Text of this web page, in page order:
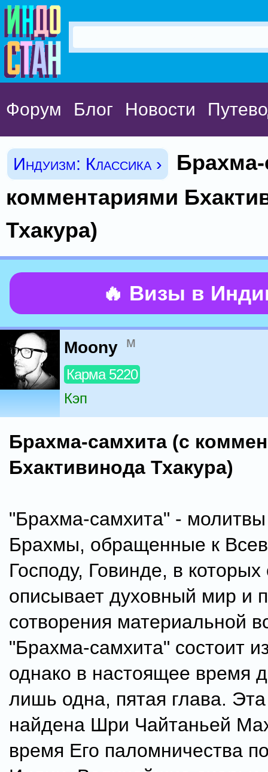
Форум Блог Новости
Индуизм: Классика ›
комментариями
Тхакура)
🔥 Визы в
Moony м
Карма 5220
Кэп
Брахма-самхита (с
Бхактивинода Тхакура)
"Брахма-самхита" - молитвы
Брахмы, обращенные к
Господу, Говинде, в которых
описывает духовный мир и
сотворения материальной
"Брахма-самхита" состоит
однако в настоящее время
лишь одна, пятая глава.
найдена Шри Чайтаньей
время Его паломничества